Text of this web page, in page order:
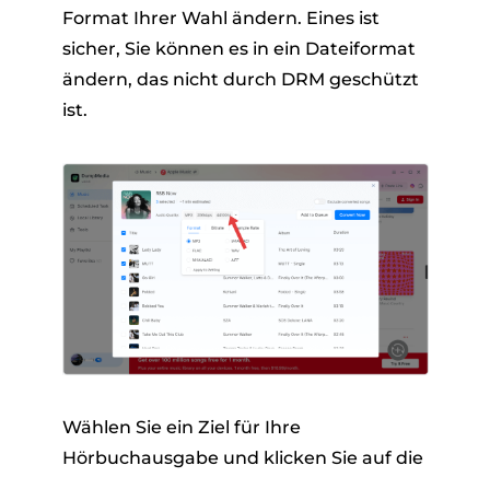
Format Ihrer Wahl ändern. Eines ist
sicher, Sie können es in ein Dateiformat
ändern, das nicht durch DRM geschützt
ist.
Wählen Sie ein Ziel für Ihre
Hörbuchausgabe und klicken Sie auf die